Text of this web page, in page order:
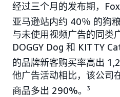
经过三个月的发布期，
亚马逊站内约 40％ 的狗
与未使用视频广告的同类
DOGGY Dog 和 KITTY
的品牌新客购买率高出
他广告活动相比，该公司
商品多出 290%。
3